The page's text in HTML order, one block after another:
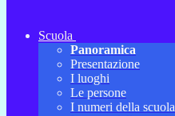
Scuola
Panoramica
Presentazione
I luoghi
Le persone
I numeri della scuola